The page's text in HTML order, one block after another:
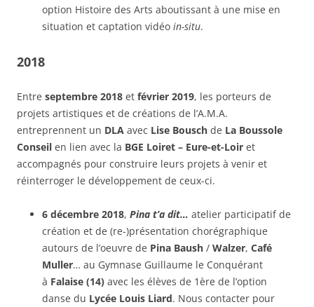
option Histoire des Arts aboutissant à une mise en
situation et captation vidéo in-situ.
2018
Entre septembre 2018 et février 2019, les porteurs de
projets artistiques et de créations de l’A.M.A.
entreprennent un DLA avec Lise Bousch de La Boussole
Conseil en lien avec la BGE Loiret – Eure-et-Loir et
accompagnés pour construire leurs projets à venir et
réinterroger le développement de ceux-ci.
6 décembre 2018, Pina t’a dit… atelier participatif de
création et de (re-)présentation chorégraphique
autours de l’oeuvre de Pina Baush / Walzer, Café
Muller… au Gymnase Guillaume le Conquérant
à Falaise (14) avec les élèves de 1ère de l’option
danse du Lycée Louis Liard. Nous contacter pour